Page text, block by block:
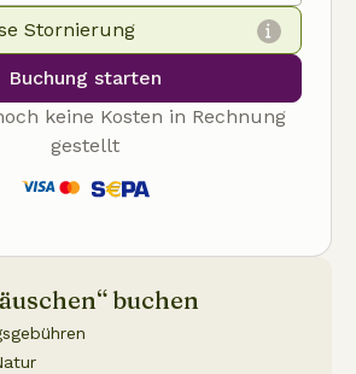
Stornierung
Buchung starten
keine Kosten in Rechnung
gestellt
buchen